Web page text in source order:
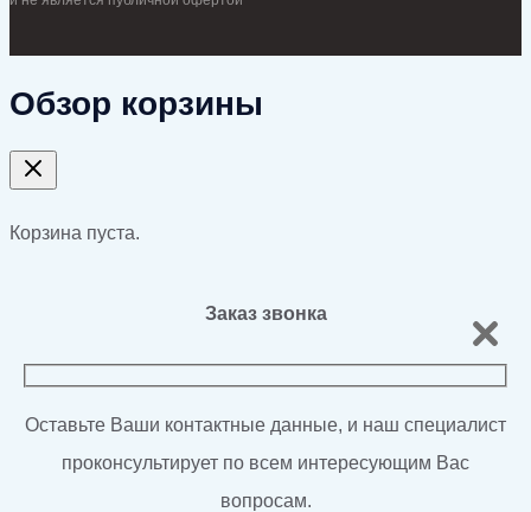
Обзор корзины
Корзина пуста.
Заказ звонка
Оставьте Ваши контактные данные, и наш специалист
проконсультирует по всем интересующим Вас
вопросам.